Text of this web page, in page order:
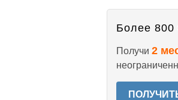
Более 800
Получи 2